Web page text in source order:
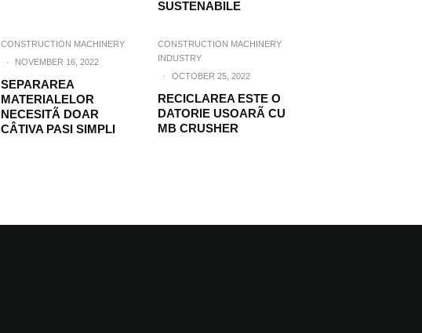
SUSTENABILE
CONSTRUCTION MACHINERY
·
NOVEMBER 16, 2022
SEPARAREA
MATERIALELOR
NECESITÃ DOAR
CÂTIVA PASI SIMPLI
CONSTRUCTION MACHINERY
INDUSTRY
·
OCTOBER 25, 2022
RECICLAREA ESTE O
DATORIE USOARÃ CU
MB CRUSHER